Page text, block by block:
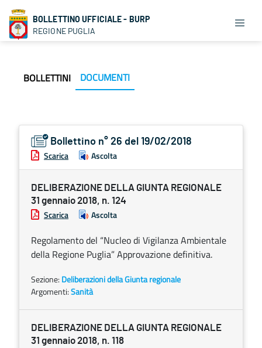
BOLLETTINO UFFICIALE - BURP
REGIONE PUGLIA
BOLLETTINI DOCUMENTI
Bollettino n° 26 del 19/02/2018
Scarica Ascolta
DELIBERAZIONE DELLA GIUNTA REGIONALE
31 gennaio 2018, n. 124
Scarica Ascolta
Regolamento del “Nucleo di Vigilanza Ambientale
della Regione Puglia” Approvazione definitiva.
Sezione: Deliberazioni della Giunta regionale
Argomenti:Sanità
DELIBERAZIONE DELLA GIUNTA REGIONALE
31 gennaio 2018, n. 118